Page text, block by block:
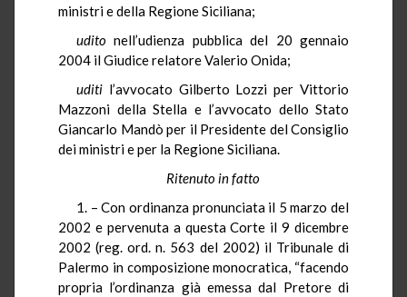
ministri e della Regione Siciliana;
udito nell’udienza pubblica del 20 gennaio
2004 il Giudice relatore Valerio Onida;
uditi l’avvocato Gilberto Lozzi per Vittorio
Mazzoni della Stella e l’avvocato dello Stato
Giancarlo Mandò per il Presidente del Consiglio
dei ministri e per la Regione Siciliana.
Ritenuto in fatto
1. – Con ordinanza pronunciata il 5 marzo del
2002 e pervenuta a questa Corte il 9 dicembre
2002 (reg. ord. n. 563 del 2002) il Tribunale di
Palermo in composizione monocratica, “facendo
propria l’ordinanza già emessa dal Pretore di